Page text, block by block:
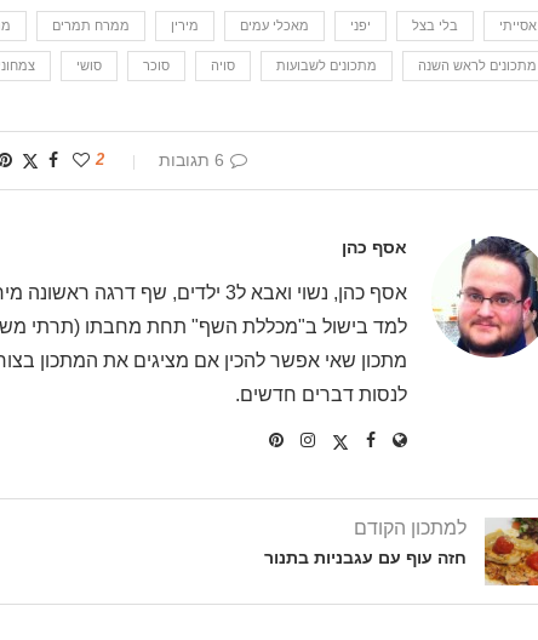
אסייתי בלי בצל יפני מאכלי עמים מירין ממרח תמרים
מתכונים לראש השנה מתכונים לשבועות סויה סוכר סושי צמחוני
6 תגובות 2
אסף כהן
אסף כהן, נשוי ואבא ל3 ילדים, שף
למד בישול ב"מכללת השף" תחת מחבתו (תרתי
מתכון שאי אפשר להכין אם מציגים את המתכון
לנסות דברים חדשים.
למתכון הקודם
חזה עוף עם עגבניות בתנור